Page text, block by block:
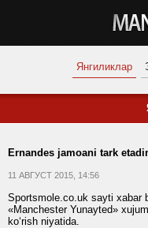
Янгиликлар
Ernandes jamoani tark
11 АВГУСТ 2015, 14:56
Sportsmole.co.uk sayti xabar
«Manchester Yunayted»
ko‘rish niyatida.